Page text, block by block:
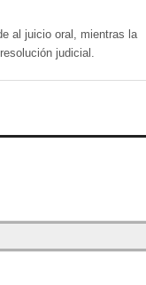
al juicio oral, mientras la
judicial.